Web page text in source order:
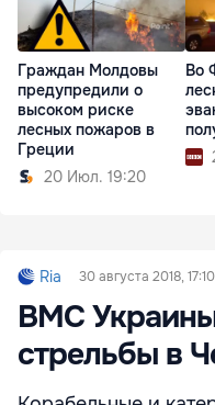
Граждан Молдовы
предупредили о
высоком риске
лесных пожаров в
Греции
20 Июл. 19:20
Во
Ria 30 августа 2018, 17:10
ВМС
стрельбы в